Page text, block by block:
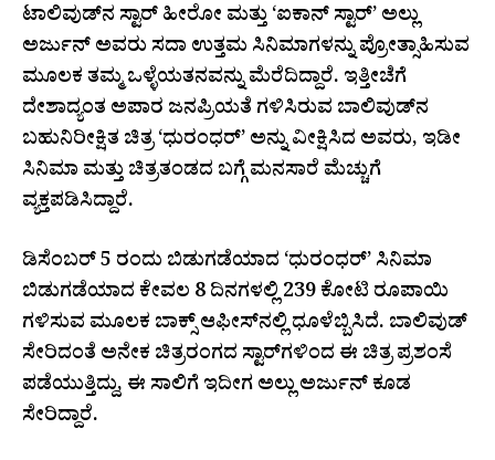
ಟಾಲಿವುಡ್‌ನ ಸ್ಟಾರ್ ಹೀರೋ ಮತ್ತು ‘ಐಕಾನ್ ಸ್ಟಾರ್’ ಅಲ್ಲು
ಅರ್ಜುನ್ ಅವರು ಸದಾ ಉತ್ತಮ ಸಿನಿಮಾಗಳನ್ನು ಪ್ರೋತ್ಸಾಹಿಸುವ
ಮೂಲಕ ತಮ್ಮ ಒಳ್ಳೆಯತನವನ್ನು ಮೆರೆದಿದ್ದಾರೆ. ಇತ್ತೀಚೆಗೆ
ದೇಶಾದ್ಯಂತ ಅಪಾರ ಜನಪ್ರಿಯತೆ ಗಳಿಸಿರುವ ಬಾಲಿವುಡ್‌ನ
ಬಹುನಿರೀಕ್ಷಿತ ಚಿತ್ರ ‘ಧುರಂಧರ್’ ಅನ್ನು ವೀಕ್ಷಿಸಿದ ಅವರು, ಇಡೀ
ಸಿನಿಮಾ ಮತ್ತು ಚಿತ್ರತಂಡದ ಬಗ್ಗೆ ಮನಸಾರೆ ಮೆಚ್ಚುಗೆ
ವ್ಯಕ್ತಪಡಿಸಿದ್ದಾರೆ.
ಡಿಸೆಂಬರ್ 5 ರಂದು ಬಿಡುಗಡೆಯಾದ ‘ಧುರಂಧರ್’ ಸಿನಿಮಾ
ಬಿಡುಗಡೆಯಾದ ಕೇವಲ 8 ದಿನಗಳಲ್ಲಿ 239 ಕೋಟಿ ರೂಪಾಯಿ
ಗಳಿಸುವ ಮೂಲಕ ಬಾಕ್ಸ್ ಆಫೀಸ್‌ನಲ್ಲಿ ಧೂಳೆಬ್ಬಿಸಿದೆ. ಬಾಲಿವುಡ್
ಸೇರಿದಂತೆ ಅನೇಕ ಚಿತ್ರರಂಗದ ಸ್ಟಾರ್‌ಗಳಿಂದ ಈ ಚಿತ್ರ ಪ್ರಶಂಸೆ
ಪಡೆಯುತ್ತಿದ್ದು, ಈ ಸಾಲಿಗೆ ಇದೀಗ ಅಲ್ಲು ಅರ್ಜುನ್ ಕೂಡ
ಸೇರಿದ್ದಾರೆ.